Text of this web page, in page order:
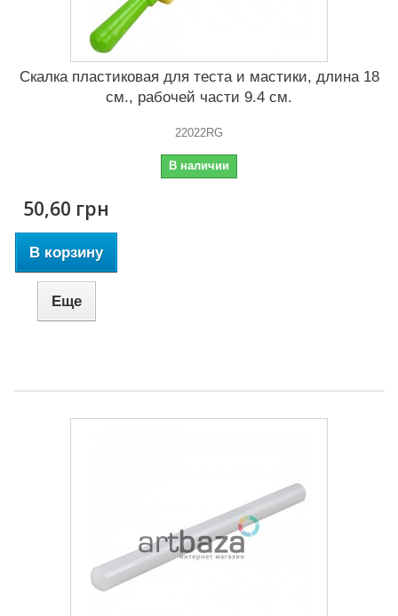
Скалка пластиковая для теста и мастики, длина 18
см., рабочей части 9.4 см.
22022RG
В наличии
50,60 грн
В корзину
Еще